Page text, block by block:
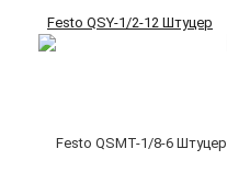
Festo QSY-1/2-12 Штуцер